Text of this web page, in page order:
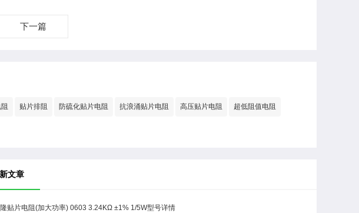
下一篇
贴片排阻 防硫化贴片电阻 抗浪涌贴片电阻 高压贴片电阻 超低阻值电阻
文章
贴片电阻(加大功率) 0603 3.24KΩ ±1% 1/5W型号详情